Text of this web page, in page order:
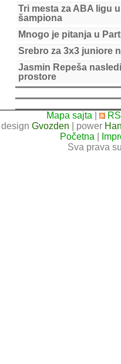
Tri mesta za ABA ligu
šampiona
Mnogo je pitanja u
Srebro za 3x3 juniore
Jasmin Repeša
prostore
Mapa sajta |
design Gvozden | power
Početna
Sva prava